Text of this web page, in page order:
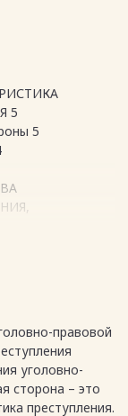
5
5
признак
38
правовой
уголовно-
сторона – это
преступления.